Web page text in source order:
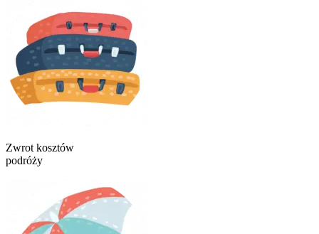
Zwrot kosztów
podróży